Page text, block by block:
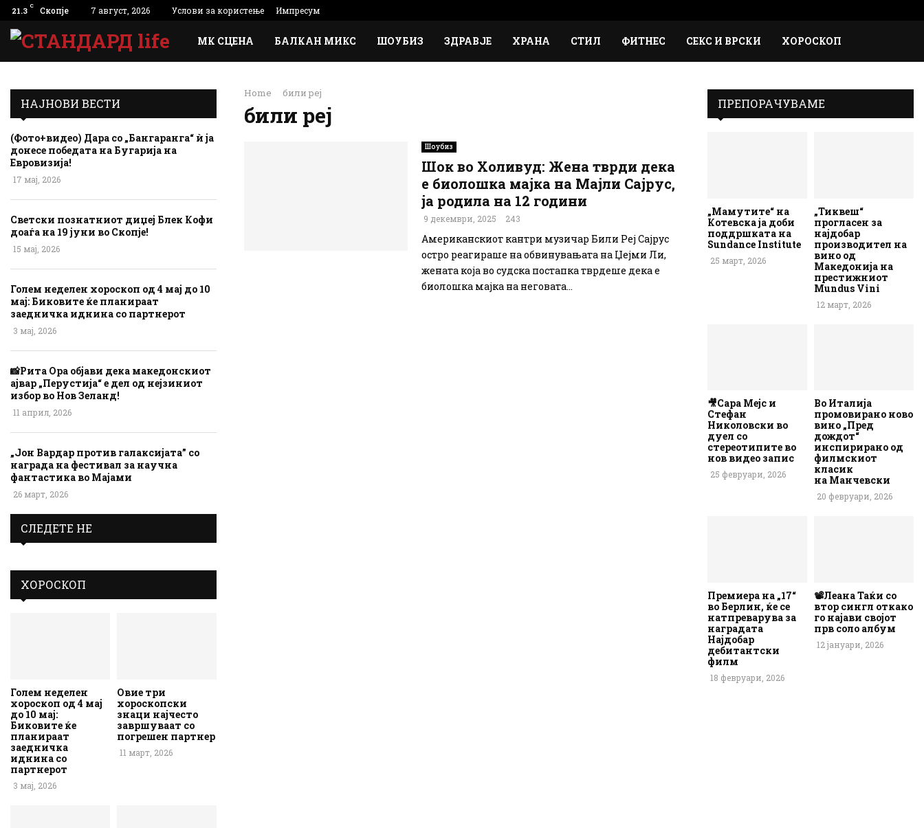
21.3 C Скопје 7 август, 2026 Услови за користење Импресум
МК СЦЕНА БАЛКАН МИКС ШОУБИЗ ЗДРАВЈЕ ХРАНА СТИЛ ФИТНЕС СЕКС И ВРСКИ ХОРОСКОП
Home били реј
били реј
Шоубиз
Шок во Холивуд: Жена тврди дека
е биолошка мајка на Мајли Сајрус,
ја родила на 12 години
9 декември, 2025 243
Американскиот кантри музичар Били Реј Сајрус
остро реагираше на обвинувањата на Џејми Ли,
жената која во судска постапка тврдеше дека е
биолошка мајка на неговата...
НАЈНОВИ ВЕСТИ
(Фото+видео) Дара со „Бангаранга“ ѝ ја
донесе победата на Бугарија на
Евровизија!
17 мај, 2026
Светски познатниот диџеј Блек Кофи
доаѓа на 19 јуни во Скопје!
15 мај, 2026
Голем неделен хороскоп од 4 мај до 10
мај: Биковите ќе планираат
заедничка иднина со партнерот
3 мај, 2026
📸Рита Ора објави дека македонскиот
ајвар „Перустија“ е дел од нејзиниот
избор во Нов Зеланд!
11 април, 2026
„Јон Вардар против галаксијата” со
награда на фестивал за научна
фантастика во Мајами
26 март, 2026
СЛЕДЕТЕ НЕ
ХОРОСКОП
Голем неделен
хороскоп од 4 мај
до 10 мај:
Биковите ќе
планираат
заедничка
иднина со
партнерот
3 мај, 2026
Овие три
хороскопски
знаци најчесто
завршуваат со
погрешен партнер
11 март, 2026
ПРЕПОРАЧУВАМЕ
„Мамутите“ на
Котевска ја доби
поддршката на
Sundance Institute
25 март, 2026
„Тиквеш“
прогласен за
најдобар
производител на
вино од
Македонија на
престижниот
Mundus Vini
12 март, 2026
🎥Сара Мејс и
Стефан
Николовски во
дуел со
стереотипите во
нов видео запис
25 февруари, 2026
Во Италија
промовирано ново
вино „Пред
дождот“
инспирирано од
филмскиот
класик
на Манчевски
20 февруари, 2026
Премиера на „17“
во Берлин, ќе се
натпреварува за
наградата
Најдобар
дебитантски
филм
18 февруари, 2026
📽️Леана Таќи со
втор сингл откако
го најави својот
прв соло албум
12 јануари, 2026